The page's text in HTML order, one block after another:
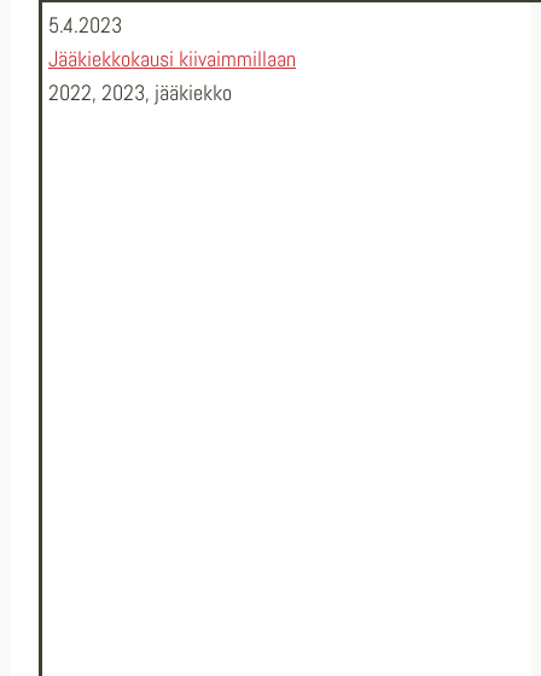
5.4.2023
Jääkiekkokausi kiivaimmillaan
2022, 2023, jääkiekko